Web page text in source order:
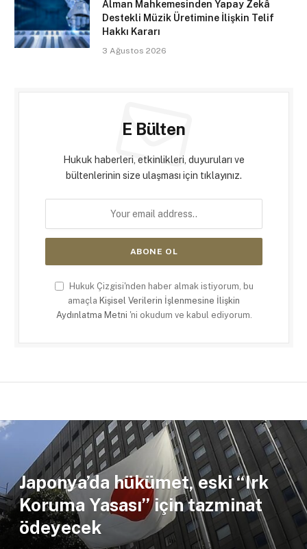
Alman Mahkemesinden Yapay Zekâ
Destekli Müzik Üretimine İlişkin Telif
Hakkı Kararı
3 Ağustos 2026
E Bülten
Hukuk haberleri, etkinlikleri, duyuruları ve
bültenlerinin size ulaşması için tıklayınız.
Hukuk Çizgisi'nden haber almak istiyorum, bu
amaçla Kişisel Verilerin İşlenmesine İlişkin
Aydınlatma Metni 'ni okudum ve kabul ediyorum.
Japonya’da hükümet, eski “Irk
Koruma Yasası” için tazminat
ödeyecek